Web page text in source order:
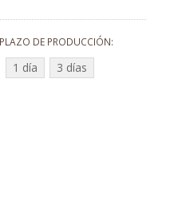
PLAZO DE PRODUCCIÓN
1 día 3 días